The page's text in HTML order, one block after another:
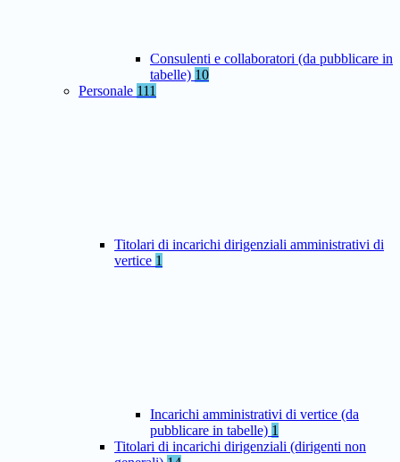
Consulenti e collaboratori (da pubblicare in
tabelle) 10
Personale 111
Titolari di incarichi dirigenziali amministrativi di
vertice 1
Incarichi amministrativi di vertice (da
pubblicare in tabelle) 1
Titolari di incarichi dirigenziali (dirigenti non